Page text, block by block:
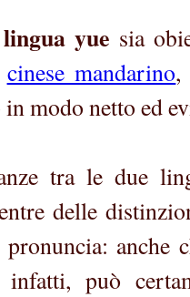
lingua yue sia
cinese mandarino,
modo netto ed
tra le due
delle
anche
può